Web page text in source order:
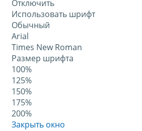
Отключить
Использовать шрифт
Обычный
Arial
Times New Roman
Размер шрифта
100%
125%
150%
175%
200%
Закрыть окно